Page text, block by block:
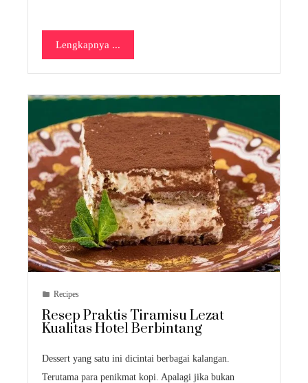
Lengkapnya ...
Recipes
Resep Praktis Tiramisu Lezat
Kualitas Hotel Berbintang
Dessert yang satu ini dicintai berbagai kalangan.
Terutama para penikmat kopi. Apalagi jika bukan